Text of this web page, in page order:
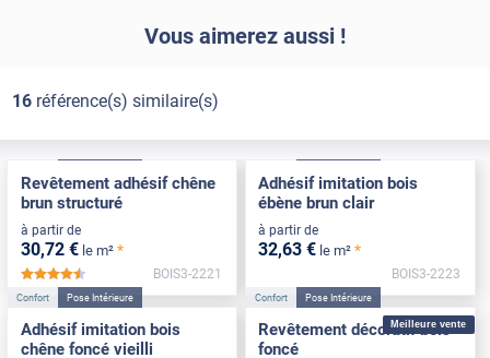
Vous aimerez aussi !
16référence(s) similaire(s)
Revêtement adhésif chêne
brun structuré
à partir de
30,72 € le m² *
*****
BOIS3-2221
Adhésif imitation bois
ébène brun clair
à partir de
32,63 € le m² *
BOIS3-2223
Confort Pose Intérieure
Adhésif imitation bois
chêne foncé vieilli
Meilleure vente
Confort Pose Intérieure
Revêtement décoratif bois
foncé